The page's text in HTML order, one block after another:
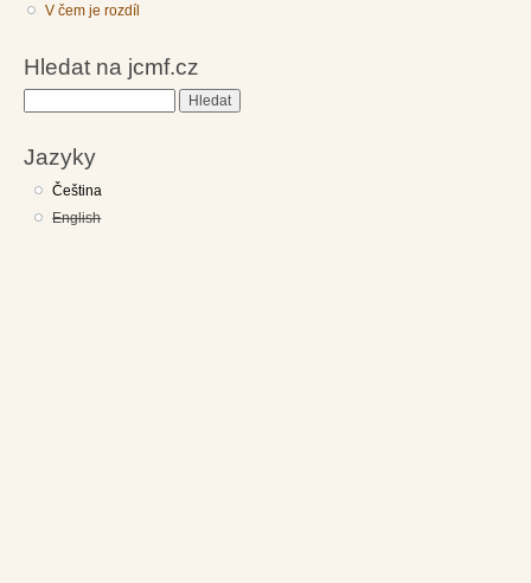
V čem je rozdíl
Hledat na jcmf.cz
Jazyky
Čeština
English